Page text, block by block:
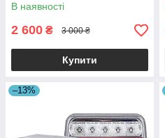
В наявності
2 600 ₴ 3 000 ₴
Купити
–13%